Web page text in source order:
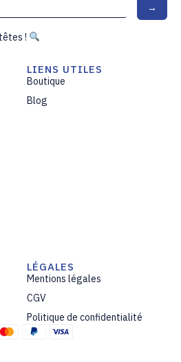
→
!
LIENS UTILES
Boutique
Blog
LÉGALES
Mentions légales
CGV
Politique de confidentialité